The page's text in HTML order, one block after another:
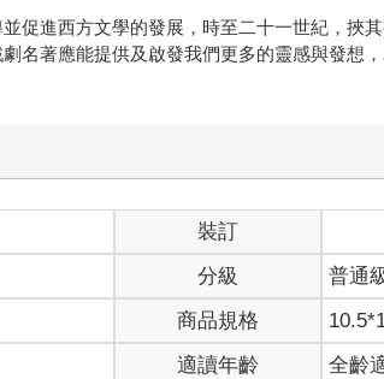
促進西方文學的發展，時至二十一世紀，挾
名著應能提供及啟發我們更多的靈感與發想
裝訂
分級
普通
商品規格
適讀年齡
全齡